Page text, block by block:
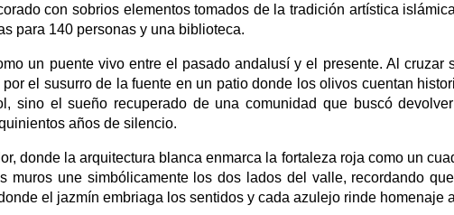
con sobrios elementos tomados de la tradición artística
para 140 personas y una biblioteca.
un puente vivo entre el pasado andalusí y el presente. Al cruzar
el susurro de la fuente en un patio donde los olivos cuentan
sino el sueño recuperado de una comunidad que buscó
años de silencio.
donde la arquitectura blanca enmarca la fortaleza roja como un
muros une simbólicamente los dos lados del valle, recordando
el jazmín embriaga los sentidos y cada azulejo rinde homenaje